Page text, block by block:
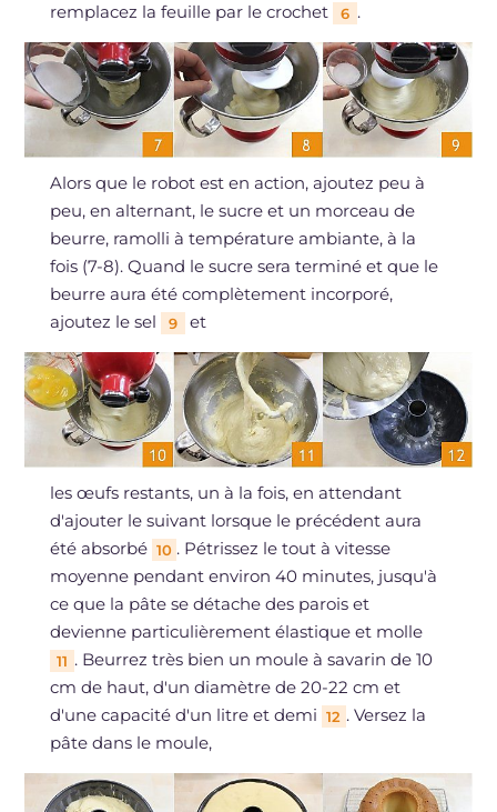
remplacez la feuille par le crochet
6 .
Alors que le robot est en action, ajoutez peu à
peu, en alternant, le sucre et un morceau de
beurre, ramolli à température ambiante, à la
fois (7-8). Quand le sucre sera terminé et que le
beurre aura été complètement incorporé,
ajoutez le sel
9 et
les œufs restants, un à la fois, en attendant
d'ajouter le suivant lorsque le précédent aura
été absorbé 10 . Pétrissez le tout à vitesse
moyenne pendant environ 40 minutes, jusqu'à
ce que la pâte se détache des parois et
devienne particulièrement élastique et molle
11 . Beurrez très bien un moule à savarin de 10
cm de haut, d'un diamètre de 20-22 cm et
d'une capacité d'un litre et demi 12 . Versez la
pâte dans le moule,